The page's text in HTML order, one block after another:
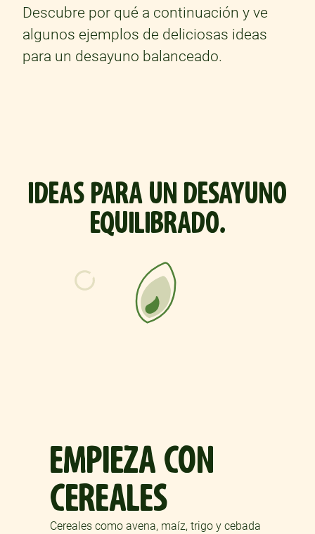
Descubre por qué a continuación y ve
algunos ejemplos de deliciosas ideas
para un desayuno balanceado.
IDEAS PARA UN DESAYUNO
EQUILIBRADO.
EMPIEZA CON
CEREALES
Cereales como avena, maíz, trigo y cebada